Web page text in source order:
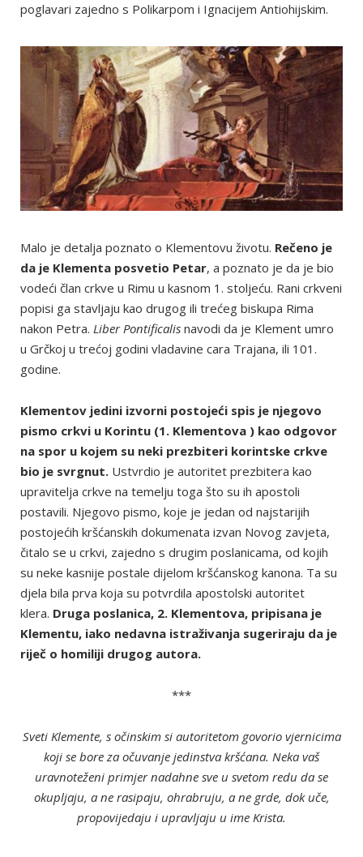
poglavari zajedno s Polikarpom i Ignacijem Antiohijskim.
Malo je detalja poznato o Klementovu životu. Rečeno je
da je Klementa posvetio Petar, a poznato je da je bio
vodeći član crkve u Rimu u kasnom 1. stoljeću. Rani crkveni
popisi ga stavljaju kao drugog ili trećeg biskupa Rima
nakon Petra. Liber Pontificalis navodi da je Klement umro
u Grčkoj u trećoj godini vladavine cara Trajana, ili 101.
godine.
Klementov jedini izvorni postojeći spis je njegovo
pismo crkvi u Korintu (1. Klementova ) kao odgovor
na spor u kojem su neki prezbiteri korintske crkve
bio je svrgnut. Ustvrdio je autoritet prezbitera kao
upravitelja crkve na temelju toga što su ih apostoli
postavili. Njegovo pismo, koje je jedan od najstarijih
postojećih kršćanskih dokumenata izvan Novog zavjeta,
čitalo se u crkvi, zajedno s drugim poslanicama, od kojih
su neke kasnije postale dijelom kršćanskog kanona. Ta su
djela bila prva koja su potvrdila apostolski autoritet
klera. Druga poslanica, 2. Klementova, pripisana je
Klementu, iako nedavna istraživanja sugeriraju da je
riječ o homiliji drugog autora.
***
Sveti Klemente, s očinskim si autoritetom govorio vjernicima
koji se bore za očuvanje jedinstva kršćana. Neka vaš
uravnoteženi primjer nadahne sve u svetom redu da se
okupljaju, a ne rasipaju, ohrabruju, a ne grde, dok uče,
propovijedaju i upravljaju u ime Krista.